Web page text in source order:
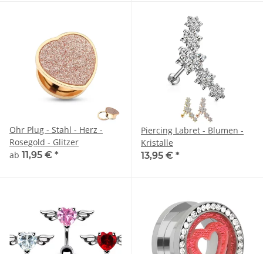
Ohr Plug - Stahl - Herz -
Rosegold - Glitzer
ab 11,95 € *
Piercing Labret - Blumen -
Kristalle
13,95 € *